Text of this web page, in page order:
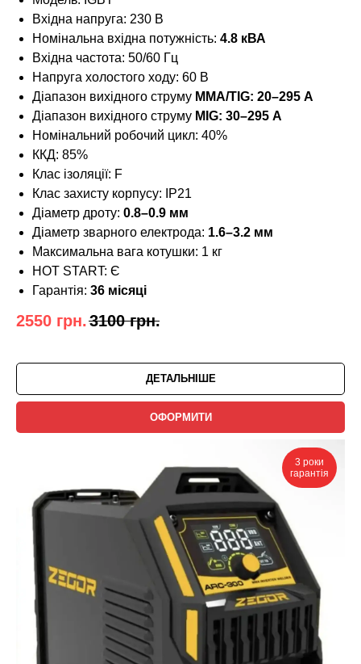
Вхідна напруга: 230 В
Номінальна вхідна потужність: 4.8 кВА
Вхідна частота: 50/60 Гц
Напруга холостого ходу: 60 В
Діапазон вихідного струму MMA/TIG: 20–295 А
Діапазон вихідного струму MIG: 30–295 А
Номінальний робочий цикл: 40%
ККД: 85%
Клас ізоляції: F
Клас захисту корпусу: IP21
Діаметр дроту: 0.8–0.9 мм
Діаметр зварного електрода: 1.6–3.2 мм
Максимальна вага котушки: 1 кг
HOT START: Є
Гарантія: 36 місяці
2550 грн.3100 грн.
ДЕТАЛЬНІШЕ
ОФОРМИТИ
3 роки
гарантія